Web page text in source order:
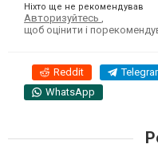
Ніхто ще не рекомендував
Авторизуйтесь
щоб оцінити і
Reddit
WhatsApp